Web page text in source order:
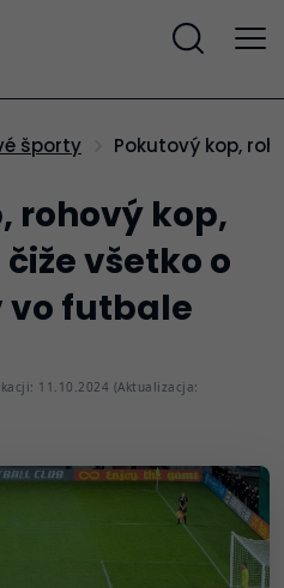
športy Pokutový kop,
rohový kop,
všetko o
vo futbale
11.10.2024 (Aktualizacja: